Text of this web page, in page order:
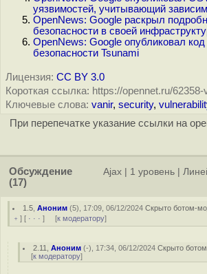
уязвимостей, учитывающий
OpenNews: Google раскрыл
безопасности в своей
OpenNews: Google опубликовал код
безопасности Tsunami
Лицензия: CC BY 3.0
Короткая ссылка: https://opennet.ru/62358-
Ключевые слова: vanir, security,
При перепечатке указание ссылки на
Обсуждение
(17)
Ajax 1 уровень
1.5 ,Аноним (5), 17:09, 06/12/2024Скрыто ботом-
﹢ ] [ · · · ] [к модератору]
2.11 ,Аноним (-), 17:34, 06/12/2024Скрыто
[к модератору]